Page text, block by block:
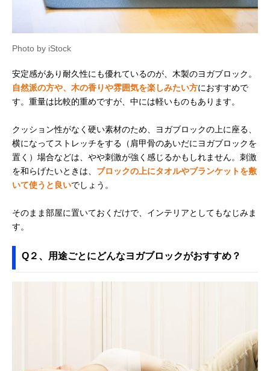
Photo by iStock
安定感があり耐久性にも優れているのが、木製のヨガブロック。
自然派の方や、木の香りや雰囲気を楽しみたい方におすすめで
す。重量は比較的重めですが、中には軽いものもあります。
クッション性がなく硬い素材のため、ヨガブロックの上に座る、
横になってストレッチをする（肩甲骨のあいだにヨガブロックを
置く）場合などは、やや刺激が強く感じるかもしれません。刺激
を和らげたいときは、 ブロックの上にタオルやブランケットを敷
いて使うと良いでしょう。
そのまま部屋に置いておくだけで、インテリアとしてもなじみま
す。
Q２、用途ごとにどんなヨガブロックがおすすめ？